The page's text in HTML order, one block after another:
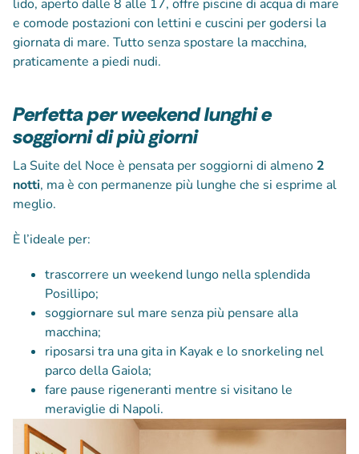
lido, aperto dalle 8 alle 17, offre piscine di acqua di mare
e comode postazioni con lettini e cuscini per godersi la
giornata di mare. Tutto senza spostare la macchina,
praticamente a piedi nudi.
Perfetta per weekend lunghi e
soggiorni di più giorni
La Suite del Noce è pensata per soggiorni di almeno 2
notti, ma è con permanenze più lunghe che si esprime al
meglio.
È l’ideale per:
trascorrere un weekend lungo nella splendida
Posillipo;
soggiornare sul mare senza più pensare alla
macchina;
riposarsi tra una gita in Kayak e lo snorkeling nel
parco della Gaiola;
fare pause rigeneranti mentre si visitano le
meraviglie di Napoli.